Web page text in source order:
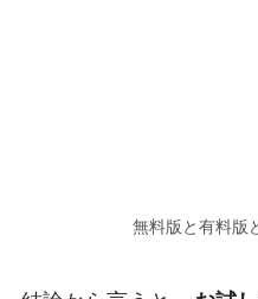
無料版と有料版